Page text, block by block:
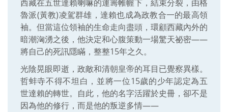
西藏在五世達賴喇嘛的運籌帷幄下，結束分裂，由格
魯派(黃教)凌駕群雄，達賴也成為政教合一的最高領
袖。但當這位領袖的生命走向盡頭，環顧西藏內外的
暗潮洶湧之後，他決定和心腹策動一場驚天祕密——
將自己的死訊隱瞞，整整15年之久。
光陰晃眼即逝，政敵和清朝皇帝的耳目已覺察異樣。
哲蚌寺不得不坦白，並將一位15歲的少年認定為五
世達賴的轉世。自此，他的名字活躍於史冊，卻不是
因為他的修行，而是他的叛逆多情——